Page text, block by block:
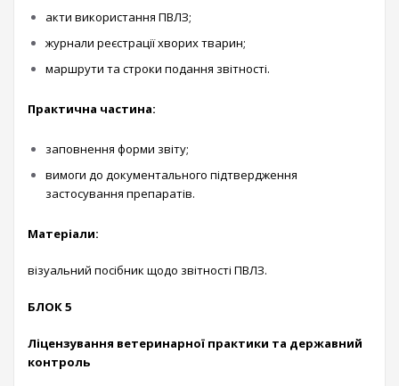
акти використання ПВЛЗ;
журнали реєстрації хворих тварин;
маршрути та строки подання звітності.
Практична частина:
заповнення форми звіту;
вимоги до документального підтвердження
застосування препаратів.
Матеріали:
візуальний посібник щодо звітності ПВЛЗ.
БЛОК 5
Ліцензування ветеринарної практики та державний
контроль